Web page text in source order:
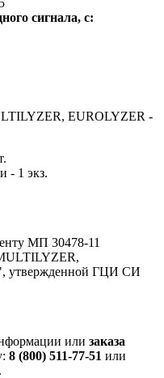
сигнала, с:
EUROLYZER -
- 1 экз.
МП 30478-11
утвержденной ГЦИ СИ
или заказа
8 (800) 511-77-51 или
.